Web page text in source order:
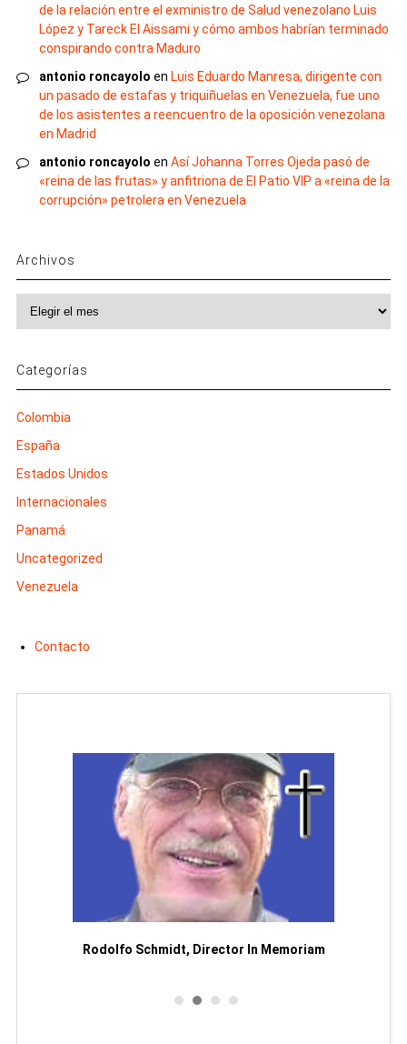
de la relación entre el exministro de Salud venezolano Luis
López y Tareck El Aissami y cómo ambos habrían terminado
conspirando contra Maduro
antonio roncayolo en Luis Eduardo Manresa, dirigente con
un pasado de estafas y triquiñuelas en Venezuela, fue uno
de los asistentes a reencuentro de la oposición venezolana
en Madrid
antonio roncayolo en Así Johanna Torres Ojeda pasó de
«reina de las frutas» y anfitriona de El Patio VIP a «reina de la
corrupción» petrolera en Venezuela
Archivos
Archivos
Categorías
Colombia
España
Estados Unidos
Internacionales
Panamá
Uncategorized
Venezuela
Contacto
Rodolfo Schmidt, Director In Memoriam